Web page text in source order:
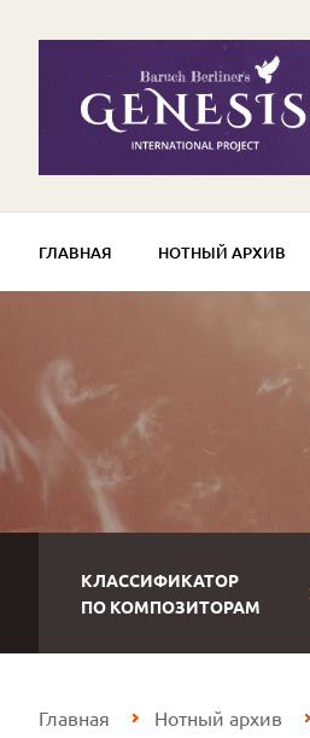
ГЛАВНАЯ НОТНЫЙ АРХИВ
КЛАССИФИКАТОР
ПО КОМПОЗИТОРАМ
Главная Нотный архив